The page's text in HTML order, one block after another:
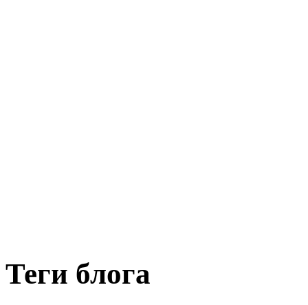
Теги блога